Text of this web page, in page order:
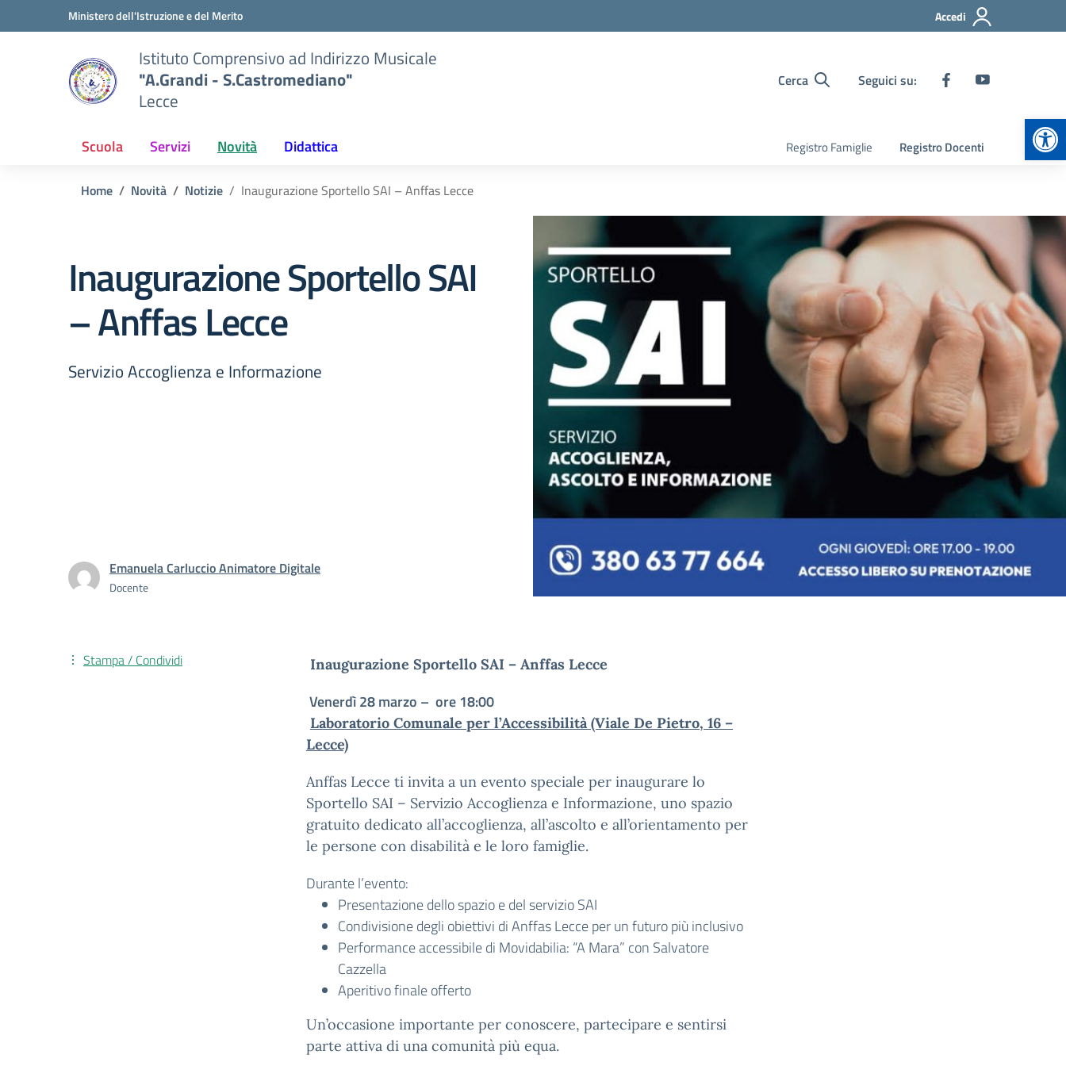
Vai ai contenuti
Vai al menu di navigazioneMinistero dell'Istruzione e del Merito Accedi
Istituto Comprensivo ad Indirizzo Musicale
"A.Grandi - S.Castromediano"
Lecce
Cerca Seguici su:
Scuola Servizi Novità Didattica Registro Famiglie Registro Docenti
Home Novità Notizie Inaugurazione Sportello SAI – Anffas Lecce
Inaugurazione Sportello SAI
– Anffas Lecce
Servizio Accoglienza e Informazione
Emanuela Carluccio Animatore Digitale
Docente
Inaugurazione Sportello SAI – Anffas Lecce
Venerdì 28 marzo – ore 18:00
Laboratorio Comunale per l’Accessibilità (Viale De Pietro, 16 –
Lecce)
Anffas Lecce ti invita a un evento speciale per inaugurare lo
Sportello SAI – Servizio Accoglienza e Informazione, uno spazio
gratuito dedicato all’accoglienza, all’ascolto e all’orientamento per
le persone con disabilità e le loro famiglie.
Durante l’evento:
Presentazione dello spazio e del servizio SAI
Condivisione degli obiettivi di Anffas Lecce per un futuro più inclusivo
Performance accessibile di Movidabilia: “A Mara” con Salvatore
Cazzella
Aperitivo finale offerto
Un’occasione importante per conoscere, partecipare e sentirsi
parte attiva di una comunità più equa.
Stampa / Condividi